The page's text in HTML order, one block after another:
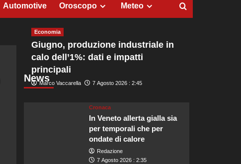
Automotive Oroscopo Meteo
News
Economia
Giugno, produzione industriale in
calo dell’1%: dati e impatti
principali
Marco Vaccarella 7 Agosto 2026 : 2:45
Cronaca
In Veneto allerta gialla sia
per temporali che per
ondate di calore
Redazione
7 Agosto 2026 : 2:35